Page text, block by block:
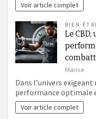
Voir article complet
BIEN-
Le
Marise
Dans l’univers
performance optimale
Voir article complet